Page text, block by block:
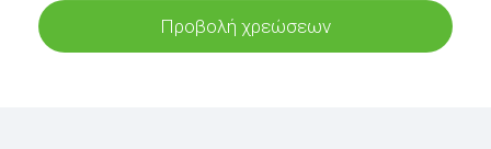
Προβολή χρεώσεων